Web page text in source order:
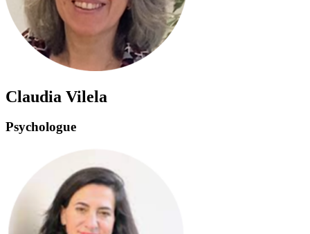
Claudia Vilela
Psychologue